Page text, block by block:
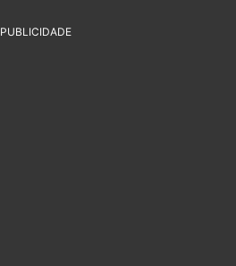
PUBLICIDADE